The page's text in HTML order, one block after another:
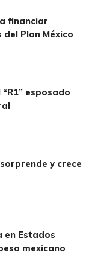
financiar
Plan México
esposado
y crece
en Estados
mexicano